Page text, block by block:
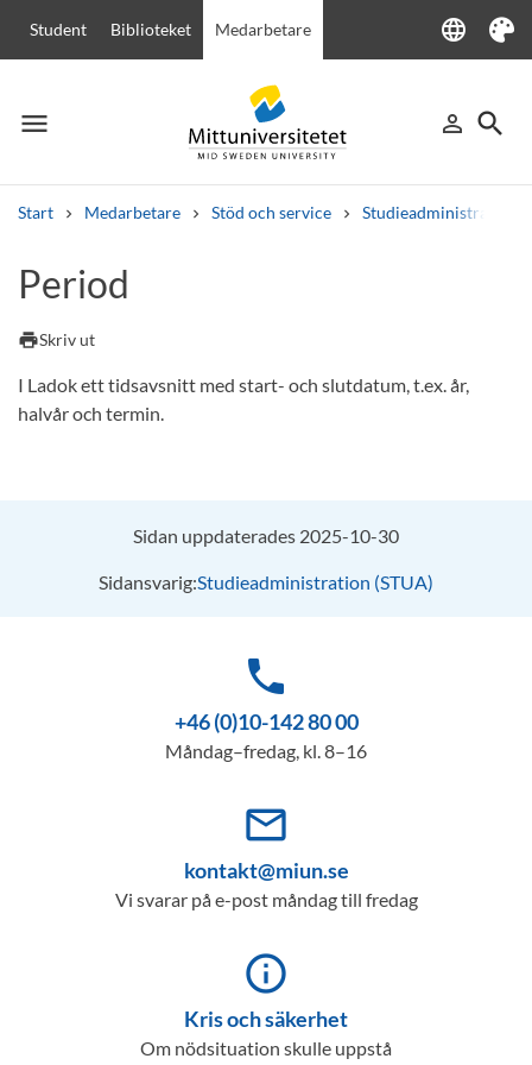
Student Biblioteket Medarbetare language
Language
Tema
menu
Meny person_outline
Logga in
search
Sök
Start Medarbetare Stöd och service Studieadministration
Andra söktjänster
Kurser och program
Period
printSkriv ut
I Ladok ett tidsavsnitt med start- och slutdatum, t.ex. år,
halvår och termin.
Sidan uppdaterades 2025-10-30
Sidansvarig:Studieadministration (STUA)
phone
+46 (0)10-142 80 00
Måndag–fredag, kl. 8–16
mail_outline
kontakt@miun.se
Vi svarar på e-post måndag till fredag
info_outline
Kris och säkerhet
Om nödsituation skulle uppstå